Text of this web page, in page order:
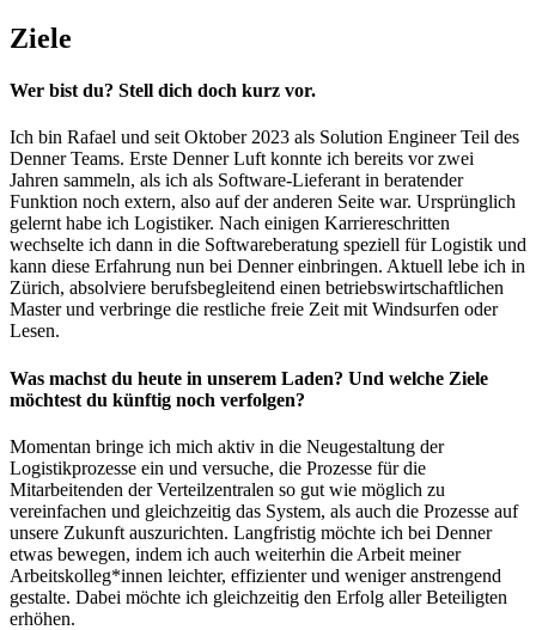
Ziele
Wer bist du? Stell dich doch kurz vor.
Ich bin Rafael und seit Oktober 2023 als Solution Engineer Teil des
Denner Teams. Erste Denner Luft konnte ich bereits vor zwei
Jahren sammeln, als ich als Software-Lieferant in beratender
Funktion noch extern, also auf der anderen Seite war. Ursprünglich
gelernt habe ich Logistiker. Nach einigen Karriereschritten
wechselte ich dann in die Softwareberatung speziell für Logistik und
kann diese Erfahrung nun bei Denner einbringen. Aktuell lebe ich in
Zürich, absolviere berufsbegleitend einen betriebswirtschaftlichen
Master und verbringe die restliche freie Zeit mit Windsurfen oder
Lesen.
Was machst du heute in unserem Laden? Und welche Ziele
möchtest du künftig noch verfolgen?
Momentan bringe ich mich aktiv in die Neugestaltung der
Logistikprozesse ein und versuche, die Prozesse für die
Mitarbeitenden der Verteilzentralen so gut wie möglich zu
vereinfachen und gleichzeitig das System, als auch die Prozesse auf
unsere Zukunft auszurichten. Langfristig möchte ich bei Denner
etwas bewegen, indem ich auch weiterhin die Arbeit meiner
Arbeitskolleg*innen leichter, effizienter und weniger anstrengend
gestalte. Dabei möchte ich gleichzeitig den Erfolg aller Beteiligten
erhöhen.